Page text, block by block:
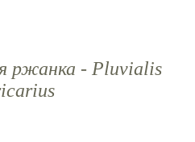
ржанка - Pluvialis